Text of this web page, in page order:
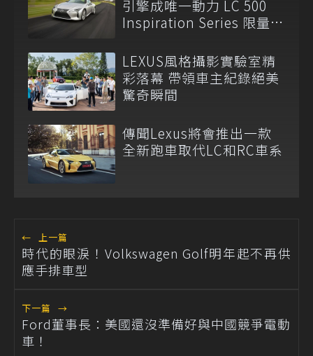
引擎成唯一動力 LC 500
Inspiration Series 限量登
LEXUS風格攝影實驗室精
彩落幕 帶領車主紀錄絕美
驚奇瞬間
傳聞Lexus將會推出一款
全新跑車取代LC和RC車系
← 上一篇
時代的眼淚！Volkswagen Golf明年起不再供
應手排車型
下一篇 →
Ford董事長：美國還沒準備好與中國競爭電動
車！